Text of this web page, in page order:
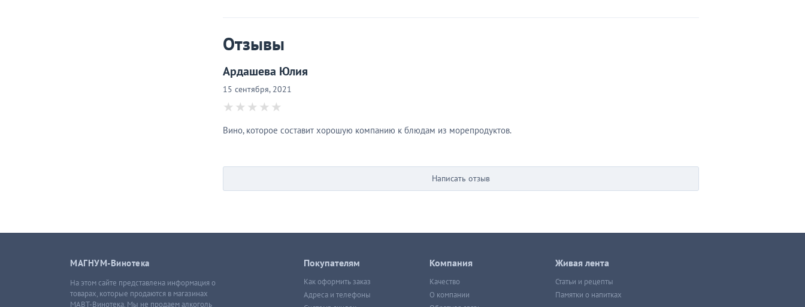
Отзывы
Ардашева Юлия
15 сентября, 2021
Вино, которое составит хорошую компанию к блюдам из морепродуктов.
Написать отзыв
МАГНУМ-Винотека
На этом сайте представлена информация о
товарах, которые продаются в магазинах
МАВТ-Винотека. Мы не продаем алкоголь
Покупателям
Как оформить заказ
Адреса и телефоны
Компания
Качество
О компании
Живая лента
Статьи и рецепты
Памятки о напитках